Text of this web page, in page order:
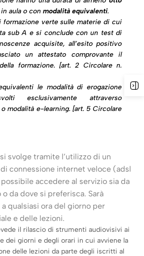
aula o con modalità equivalenti.
formazione verte sulle materie di cui
sub A e si conclude con un test di
acquisite, all’esito positivo
un attestato comprovante il
formazione. [art. 2 Circolare n.
le modalità di erogazione
esclusivamente attraverso
modalità e-learning. [art. 5 Circolare
si svolge tramite l’utilizzo di un
connessione internet veloce (adsl
accedere al servizio sia da
o da dove si preferisca. Sarà
qualsiasi ora del giorno per
e delle lezioni.
il rilascio di strumenti audiovisivi ai
dei giorni e degli orari in cui avviene la
delle lezioni da parte degli iscritti al